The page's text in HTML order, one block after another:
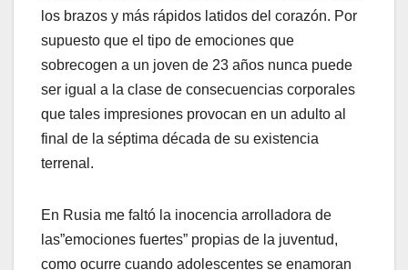
los brazos y más rápidos latidos del corazón. Por
supuesto que el tipo de emociones que
sobrecogen a un joven de 23 años nunca puede
ser igual a la clase de consecuencias corporales
que tales impresiones provocan en un adulto al
final de la séptima década de su existencia
terrenal.
En Rusia me faltó la inocencia arrolladora de
las”emociones fuertes” propias de la juventud,
como ocurre cuando adolescentes se enamoran